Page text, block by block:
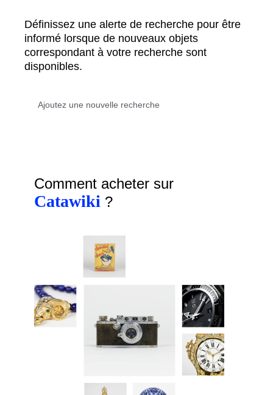
Définissez une alerte de recherche pour être
informé lorsque de nouveaux objets
correspondant à votre recherche sont
disponibles.
Comment acheter sur
Catawiki ?